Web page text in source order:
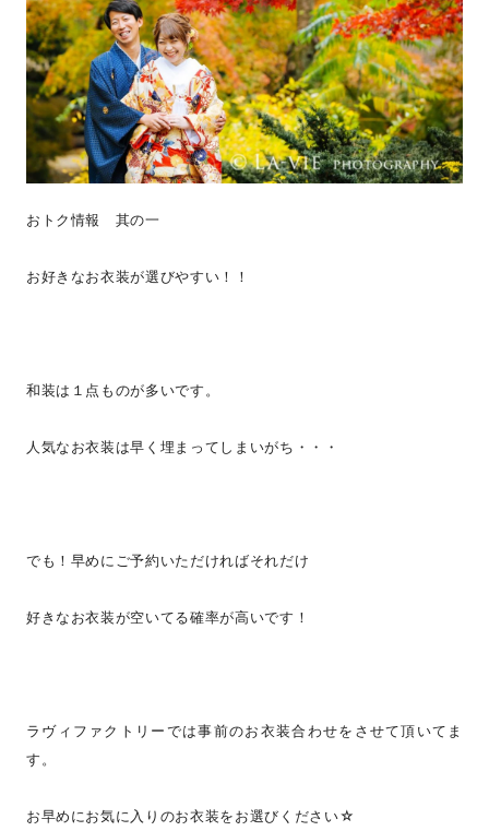
おトク情報 其の一
お好きなお衣装が選びやすい！！
和装は１点ものが多いです。
人気なお衣装は早く埋まってしまいがち・・・
でも！早めにご予約いただければそれだけ
好きなお衣装が空いてる確率が高いです！
ラヴィファクトリーでは事前のお衣装合わせをさせて頂いてま
す。
お早めにお気に入りのお衣装をお選びください☆